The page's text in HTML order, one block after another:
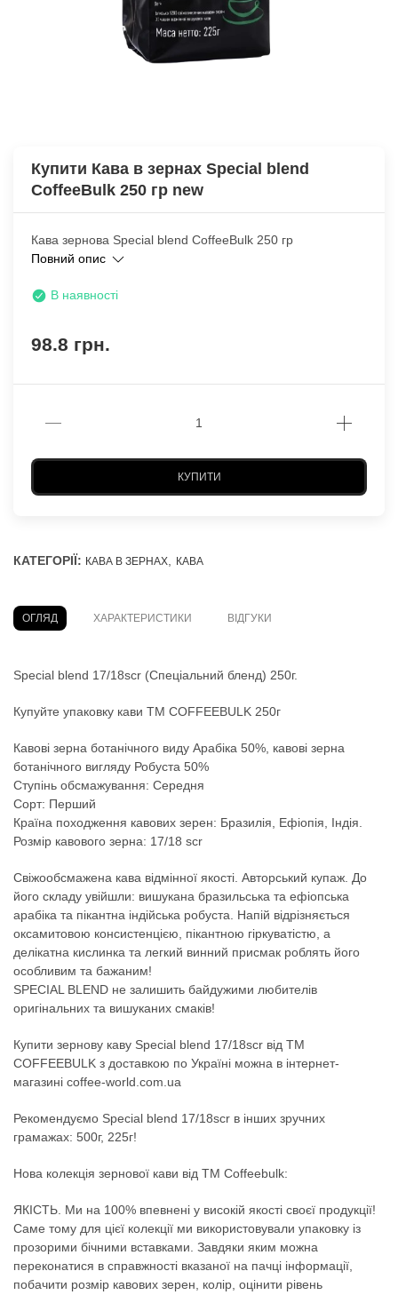
Купити Кава в зернах Special blend
CoffeeBulk 250 гр new
Кава зернова Special blend CoffeeBulk 250 гр
Повний опис
В наявності
98.8 грн.
КУПИТИ
КАТЕГОРІЇ: КАВА В ЗЕРНАХ, КАВА
ОГЛЯД ХАРАКТЕРИСТИКИ ВІДГУКИ
Special blend 17/18scr (Спеціальний бленд) 250г.
Купуйте упаковку кави TM COFFEEBULK 250г
Кавові зерна ботанічного виду Арабіка 50%, кавові зерна
ботанічного вигляду Робуста 50%
Ступінь обсмажування: Середня
Сорт: Перший
Країна походження кавових зерен: Бразилія, Ефіопія, Індія.
Розмір кавового зерна: 17/18 scr
Свіжообсмажена кава відмінної якості. Авторський купаж. До
його складу увійшли: вишукана бразильська та ефіопська
арабіка та пікантна індійська робуста. Напій відрізняється
оксамитовою консистенцією, пікантною гіркуватістю, а
делікатна кислинка та легкий винний присмак роблять його
особливим та бажаним!
SPECIAL BLEND не залишить байдужими любителів
оригінальних та вишуканих смаків!
Купити зернову каву Special blend 17/18scr від TM
COFFEEBULK з доставкою по Україні можна в інтернет-
магазині coffee-world.com.ua
Рекомендуємо Special blend 17/18scr в інших зручних
грамажах: 500г, 225г!
Нова колекція зернової кави від ТМ Сoffeebulk:
ЯКІСТЬ. Ми на 100% впевнені у високій якості своєї продукції!
Саме тому для цієї колекції ми використовували упаковку із
прозорими бічними вставками. Завдяки яким можна
переконатися в справжності вказаної на пачці інформації,
побачити розмір кавових зерен, колір, оцінити рівень